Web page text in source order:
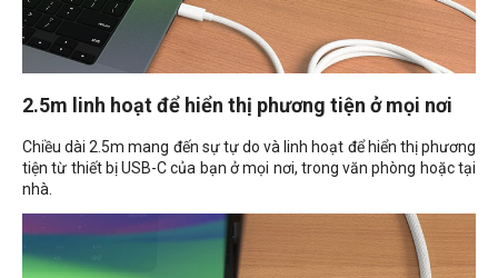
2.5m linh hoạt để hiển thị phương tiện ở mọi nơi
Chiều dài 2.5m mang đến sự tự do và linh hoạt để hiển thị phương
tiện từ thiết bị USB-C của bạn ở mọi nơi, trong văn phòng hoặc tại
nhà.